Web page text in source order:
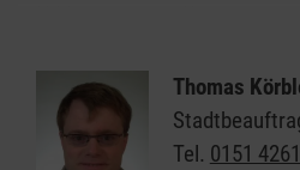
Hilden abgeben. Wir
Erlösen aus dem Verkauf
finanzieren wir unsere
Projekte, die wir für
Thomas
Tel. 0151